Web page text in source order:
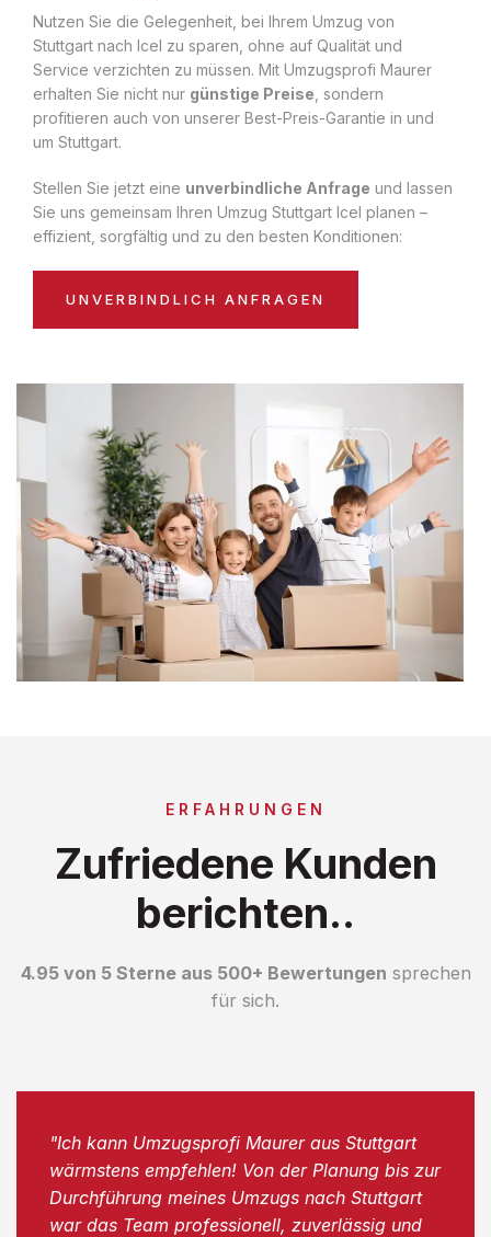
Nutzen Sie die Gelegenheit, bei Ihrem Umzug von
Stuttgart nach Icel zu sparen, ohne auf Qualität und
Service verzichten zu müssen. Mit Umzugsprofi Maurer
erhalten Sie nicht nur günstige Preise , sondern
profitieren auch von unserer Best-Preis-Garantie in und
um Stuttgart.
Stellen Sie jetzt eine unverbindliche Anfrage und lassen
Sie uns gemeinsam Ihren Umzug Stuttgart Icel planen –
effizient, sorgfältig und zu den besten Konditionen:
UNVERBINDLICH ANFRAGEN
ERFAHRUNGEN
Zufriedene Kunden
berichten..
4.95 von 5 Sterne aus 500+ Bewertungen sprechen
für sich.
"Ich kann Umzugsprofi Maurer aus Stuttgart
wärmstens empfehlen! Von der Planung bis zur
Durchführung meines Umzugs nach Stuttgart
war das Team professionell, zuverlässig und